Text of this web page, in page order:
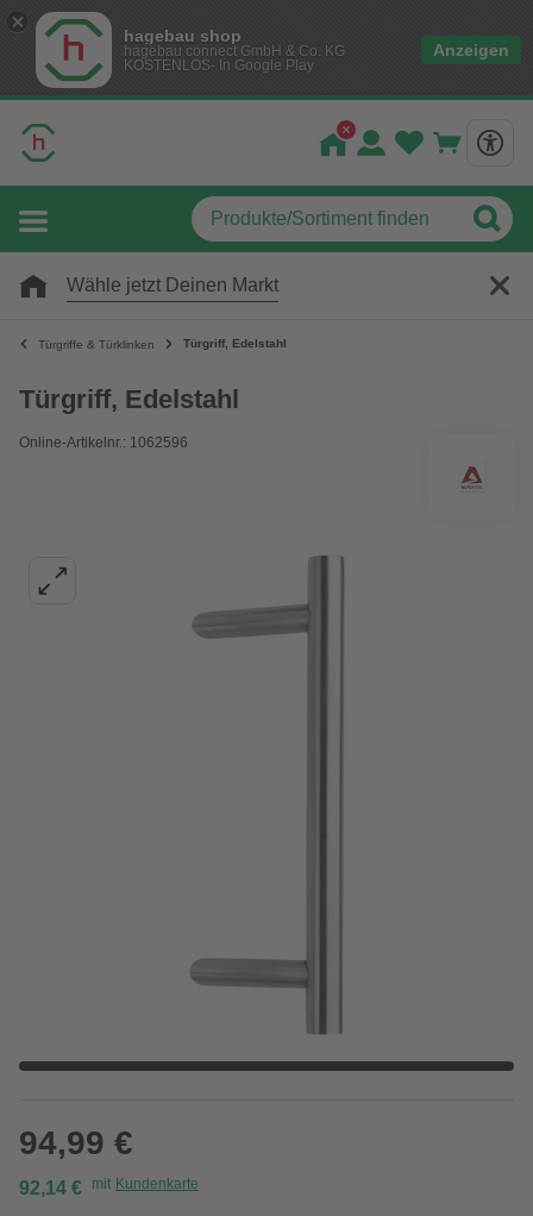
hagebau shop
hagebau connect GmbH & Co. KG
KOSTENLOS- In Google Play
Anzeigen
Wähle jetzt Deinen Markt
Türgriffe & Türklinken Türgriff, Edelstahl
Türgriff, Edelstahl
Online-Artikelnr.: 1062596
94,99 €
92,14 € mit Kundenkarte